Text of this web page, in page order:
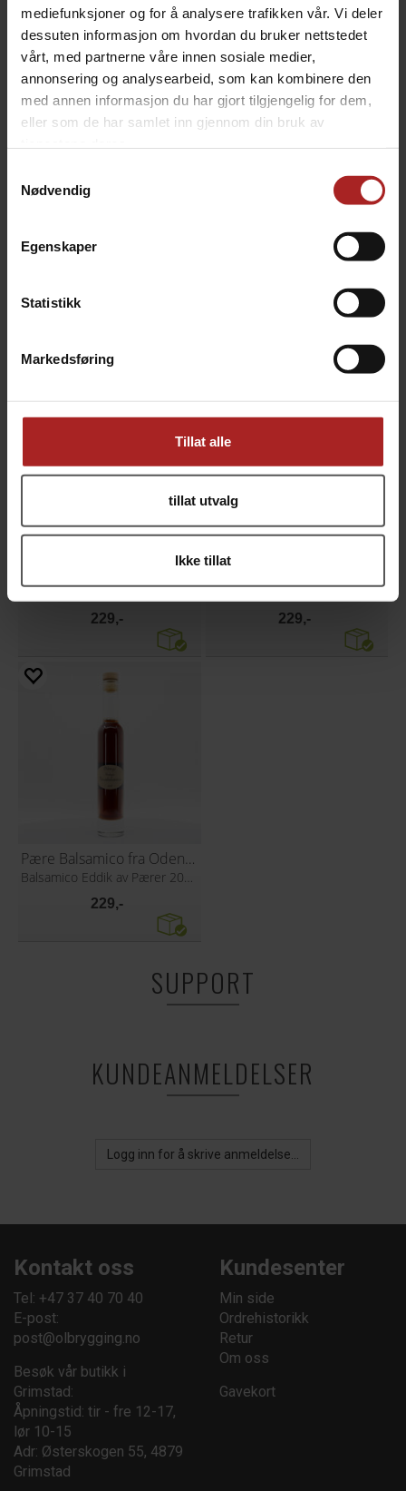
mediefunksjoner og for å analysere trafikken vår. Vi deler
dessuten informasjon om hvordan du bruker nettstedet
vårt, med partnerne våre innen sosiale medier,
annonsering og analysearbeid, som kan kombinere den
med annen informasjon du har gjort tilgjengelig for dem,
eller som de har samlet inn gjennom din bruk av
Nødvendig
Egenskaper
Statistikk
Markedsføring
Tillat alle
tillat utvalg
Ikke tillat
I den lille svenske landsbyen Odensjö produseres
håndlaget balsamicoeddik av frukt fra lokale hager,
skoger og fruktutvekslinger. Kun frukt av høyeste
kvalitet blir valgt. Epler, pærer, jordbær, blåbær og
bringebær forvandles til eddik rik på smak og med en
naturlig karakter.
Oppbevares mørkt og kjølig, ikke over normal
Balsamico Eddik av epler 200ml
229,-
Balsamico Eddik av jordbær 200ml
229,-
Pære Balsamico fra Odensjö
Balsamico Eddik av Pærer 200ml
229,-
SUPPORT
KUNDEANMELDELSER
Logg inn for å skrive anmeldelse...
Kontakt oss
Tel: +47 37 40 70 40
E-post:
post@olbrygging.no
Besøk vår butikk i
Grimstad:
Åpningstid: tir - fre 12-17,
lør 10-15
Adr: Østerskogen 55, 4879
Grimstad
Kundesenter
Min side
Ordrehistorikk
Retur
Om oss
Gavekort